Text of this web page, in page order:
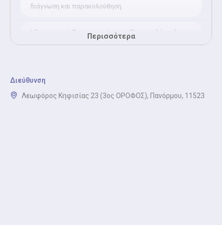
Διεύθυνση
Λεωφόρος Κηφισίας 23 (3ος ΟΡΟΦΟΣ), Πανόρμου, 11523
διάγνωση και παρακολούθηση.
Ηλεκτρονική Συνταγογράφηση (Γυναικολόγος)
Η ηλεκτρονική συνταγογράφηση από Γυναικολόγο
στον ΕΟΠΥΥ.
Περισσότερα